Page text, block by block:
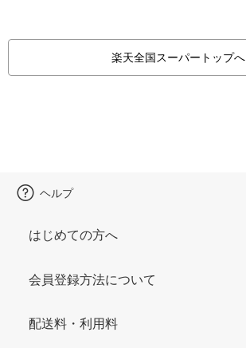
楽天全国スーパートップへ
ヘルプ
はじめての方へ
会員登録方法について
配送料・利用料